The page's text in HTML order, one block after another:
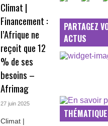
Climat |
Financement :
l’Afrique ne
reçoit que 12
% de ses
besoins –
Afrimag
27 juin 2025
Climat |
PARTAGEZ
ACTUS